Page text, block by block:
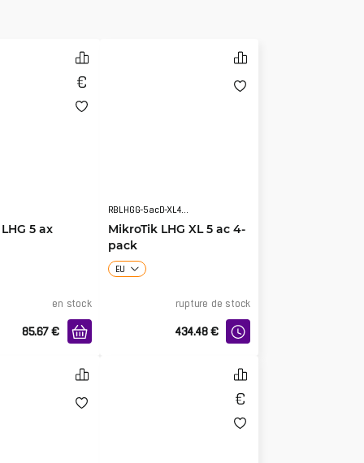
5 ax
en stock
85.67 €
RBLHGG-5acD-XL4pack
MikroTik LHG XL 5 ac 4-
pack
EU
rupture de stock
434.48 €